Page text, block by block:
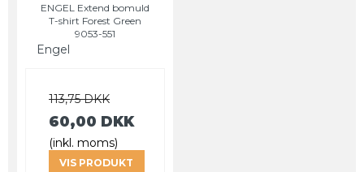
ENGEL Extend bomuld
T-shirt Forest Green
9053-551
Engel
113,75 DKK
60,00 DKK
(inkl. moms)
VIS PRODUKT